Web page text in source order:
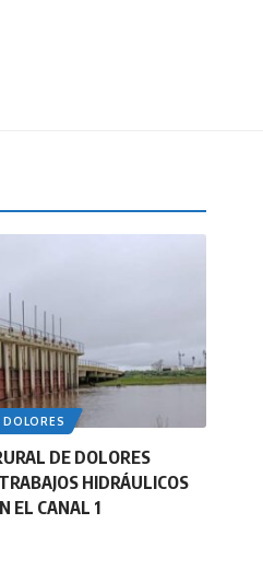
DOLORES
DE DOLORES
HIDRÁULICOS
EL CANAL 1